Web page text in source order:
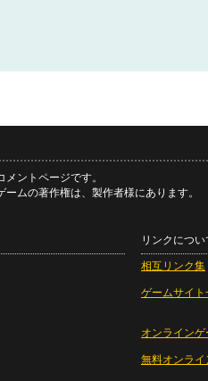
メントページです。
ムの著作権は、製作者様にあります。
リンクについ
相互リンク集
ゲームサイト
オンラインゲ
無料オンライ